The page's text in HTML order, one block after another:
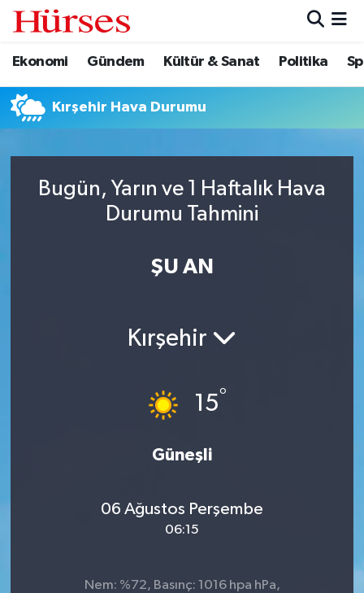
Ekonomi Gündem Kültür & Sanat Politika
Kırşehir Hava Durumu
Bugün, Yarın ve 1 Haftalık Hava
Durumu Tahmini
ŞU AN
Kırşehir
15°
Güneşli
06 Ağustos Perşembe
06:15
Nem: %72, Basınç: 1016 hpa hPa,
Ekonomi
Gündem
Politika
Hava Durumu
Trafik Durumu
Tüm Manşetler